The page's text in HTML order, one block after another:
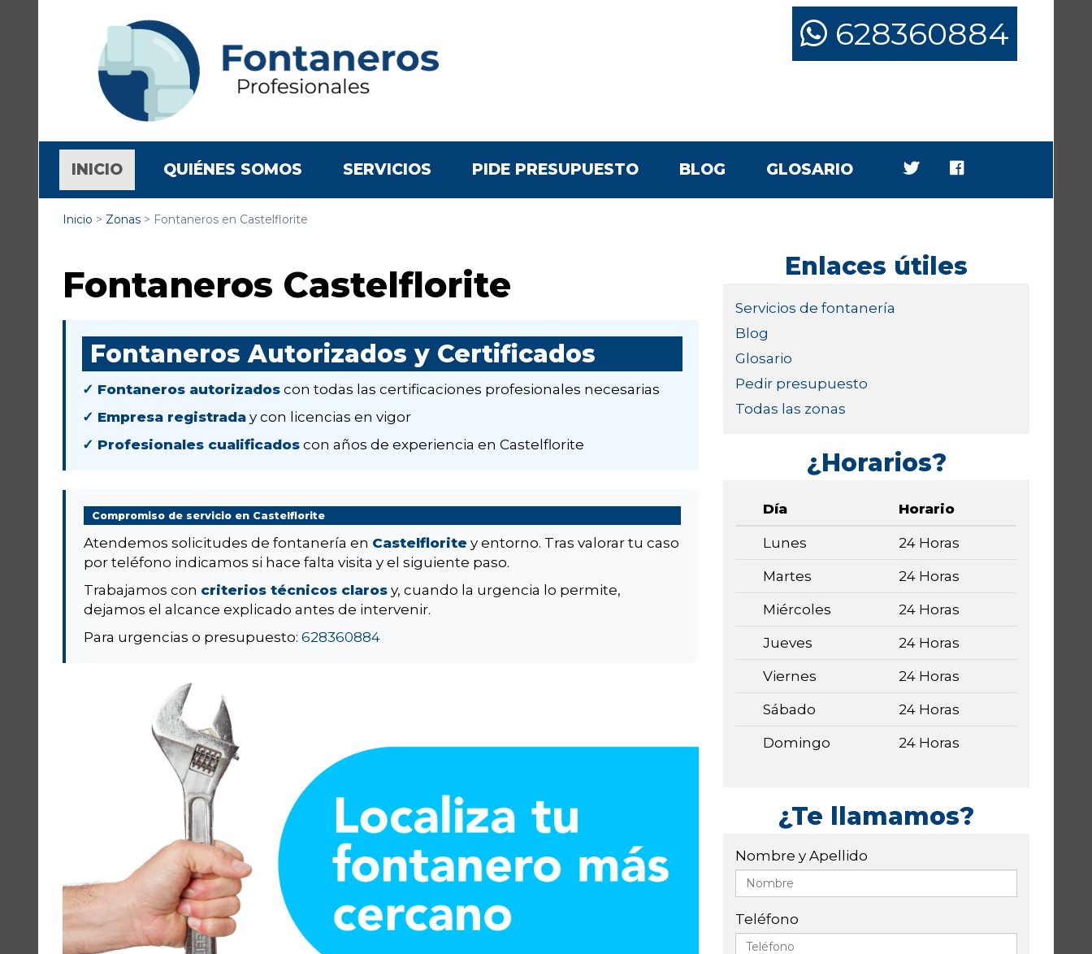
628360884
INICIO(CURRENT)
QUIÉNES SOMOS SERVICIOS PIDE PRESUPUESTO BLOG GLOSARIO
Inicio > Zonas > Fontaneros en Castelflorite
Fontaneros Castelflorite
Fontaneros Autorizados y Certificados
✓ Fontaneros autorizados con todas las certificaciones profesionales necesarias
✓ Empresa registrada y con licencias en vigor
✓ Profesionales cualificados con años de experiencia en Castelflorite
Compromiso de servicio en Castelflorite
Atendemos solicitudes de fontanería en Castelflorite y entorno. Tras valorar tu caso
por teléfono indicamos si hace falta visita y el siguiente paso.
Trabajamos con criterios técnicos claros y, cuando la urgencia lo permite,
dejamos el alcance explicado antes de intervenir.
Para urgencias o presupuesto: 628360884
Enlaces útiles
Servicios de fontanería
Blog
Glosario
Pedir presupuesto
Todas las zonas
¿Horarios?
Día Horario
Lunes 24 Horas
Martes 24 Horas
Miércoles 24 Horas
Jueves 24 Horas
Viernes 24 Horas
Sábado 24 Horas
Domingo 24 Horas
¿Te llamamos?
Nombre y Apellido
Teléfono